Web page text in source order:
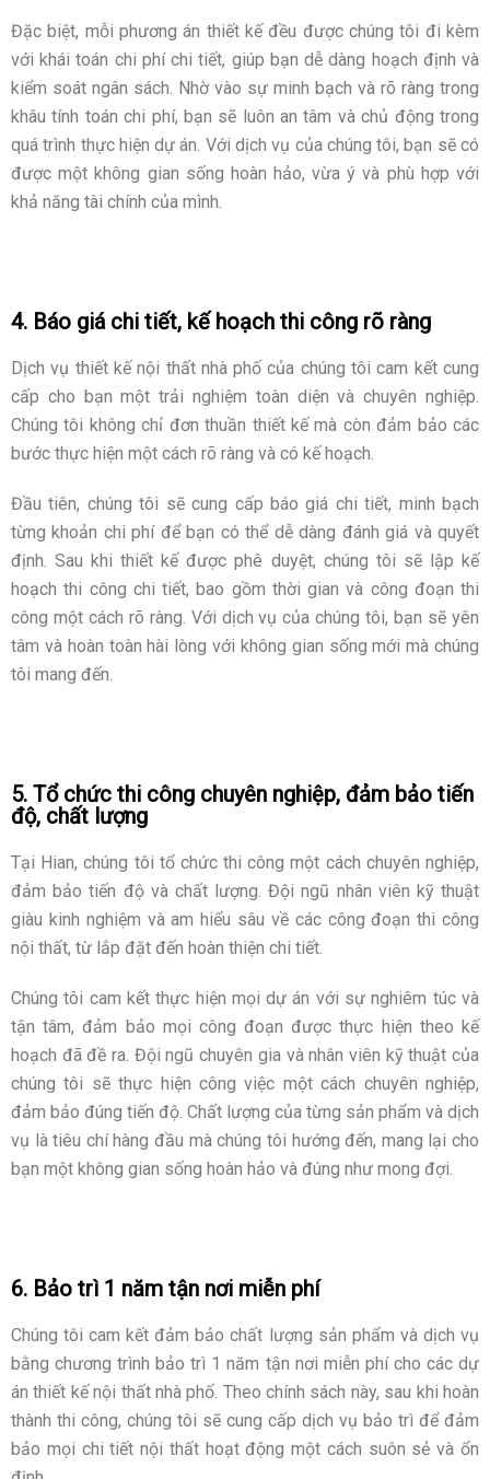
Đặc biệt, mỗi phương án thiết kế đều được chúng tôi đi kèm
với khái toán chi phí chi tiết, giúp bạn dễ dàng hoạch định và
kiểm soát ngân sách. Nhờ vào sự minh bạch và rõ ràng trong
khâu tính toán chi phí, bạn sẽ luôn an tâm và chủ động trong
quá trình thực hiện dự án. Với dịch vụ của chúng tôi, bạn sẽ có
được một không gian sống hoàn hảo, vừa ý và phù hợp với
khả năng tài chính của mình.
4. Báo giá chi tiết, kế hoạch thi công rõ ràng
Dịch vụ thiết kế nội thất nhà phố của chúng tôi cam kết cung
cấp cho bạn một trải nghiệm toàn diện và chuyên nghiệp.
Chúng tôi không chỉ đơn thuần thiết kế mà còn đảm bảo các
bước thực hiện một cách rõ ràng và có kế hoạch.
Đầu tiên, chúng tôi sẽ cung cấp báo giá chi tiết, minh bạch
từng khoản chi phí để bạn có thể dễ dàng đánh giá và quyết
định. Sau khi thiết kế được phê duyệt, chúng tôi sẽ lập kế
hoạch thi công chi tiết, bao gồm thời gian và công đoạn thi
công một cách rõ ràng. Với dịch vụ của chúng tôi, bạn sẽ yên
tâm và hoàn toàn hài lòng với không gian sống mới mà chúng
tôi mang đến.
5. Tổ chức thi công chuyên nghiệp, đảm bảo tiến
độ, chất lượng
Tại Hian, chúng tôi tổ chức thi công một cách chuyên nghiệp,
đảm bảo tiến độ và chất lượng. Đội ngũ nhân viên kỹ thuật
giàu kinh nghiệm và am hiểu sâu về các công đoạn thi công
nội thất, từ lắp đặt đến hoàn thiện chi tiết.
Chúng tôi cam kết thực hiện mọi dự án với sự nghiêm túc và
tận tâm, đảm bảo mọi công đoạn được thực hiện theo kế
hoạch đã đề ra. Đội ngũ chuyên gia và nhân viên kỹ thuật của
chúng tôi sẽ thực hiện công việc một cách chuyên nghiệp,
đảm bảo đúng tiến độ. Chất lượng của từng sản phẩm và dịch
vụ là tiêu chí hàng đầu mà chúng tôi hướng đến, mang lại cho
bạn một không gian sống hoàn hảo và đúng như mong đợi.
6. Bảo trì 1 năm tận nơi miễn phí
Chúng tôi cam kết đảm bảo chất lượng sản phẩm và dịch vụ
bằng chương trình bảo trì 1 năm tận nơi miễn phí cho các dự
án thiết kế nội thất nhà phố. Theo chính sách này, sau khi hoàn
thành thi công, chúng tôi sẽ cung cấp dịch vụ bảo trì để đảm
bảo mọi chi tiết nội thất hoạt động một cách suôn sẻ và ổn